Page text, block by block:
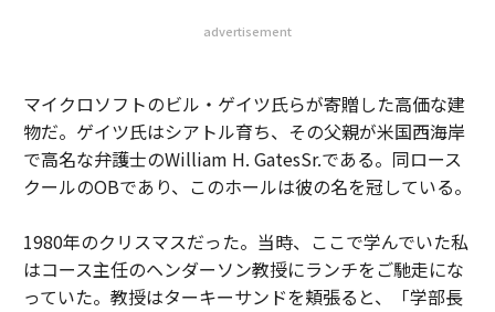
advertisement
マイクロソフトのビル・ゲイツ氏らが寄贈した高価な建
物だ。ゲイツ氏はシアトル育ち、その父親が米国西海岸
で高名な弁護士のWilliam H. GatesSr.である。同ロース
クールのOBであり、このホールは彼の名を冠している。
1980年のクリスマスだった。当時、ここで学んでいた私
はコース主任のヘンダーソン教授にランチをご馳走にな
っていた。教授はターキーサンドを頬張ると、「学部長